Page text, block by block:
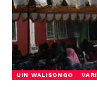
UIN WALISONGO